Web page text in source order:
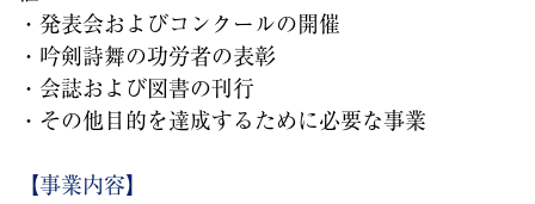
・発表会およびコンクールの開催
・吟剣詩舞の功労者の表彰
・会誌および図書の刊行
・その他目的を達成するために必要な事業
【事業内容】